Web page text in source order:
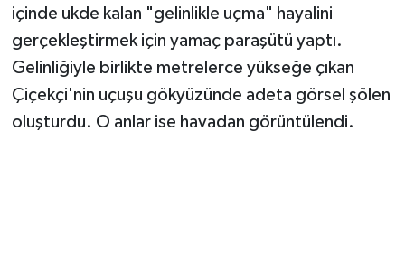
içinde ukde kalan "gelinlikle uçma" hayalini
gerçekleştirmek için yamaç paraşütü yaptı.
Gelinliğiyle birlikte metrelerce yükseğe çıkan
Çiçekçi'nin uçuşu gökyüzünde adeta görsel şölen
oluşturdu. O anlar ise havadan görüntülendi.